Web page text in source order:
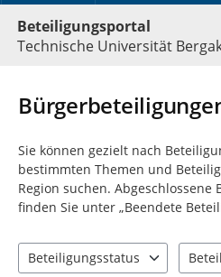
Beteiligungsportal
Technische Universität
Sie können gezielt nach
bestimmten Themen und
Region suchen. Abgeschlossene
finden Sie unter „Beendete
Beteiligungsstatus